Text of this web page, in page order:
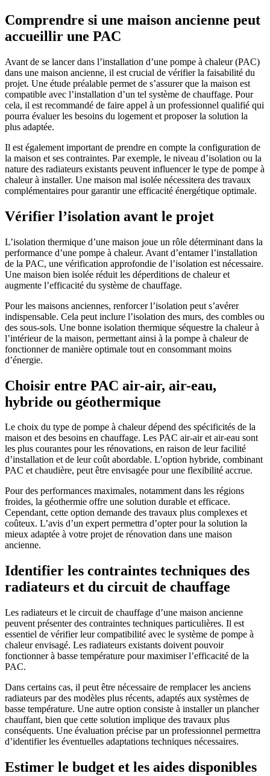
Comprendre si une maison ancienne peut
accueillir une PAC
Avant de se lancer dans l’installation d’une pompe à chaleur (PAC)
dans une maison ancienne, il est crucial de vérifier la faisabilité du
projet. Une étude préalable permet de s’assurer que la maison est
compatible avec l’installation d’un tel système de chauffage. Pour
cela, il est recommandé de faire appel à un professionnel qualifié qui
pourra évaluer les besoins du logement et proposer la solution la
plus adaptée.
Il est également important de prendre en compte la configuration de
la maison et ses contraintes. Par exemple, le niveau d’isolation ou la
nature des radiateurs existants peuvent influencer le type de pompe à
chaleur à installer. Une maison mal isolée nécessitera des travaux
complémentaires pour garantir une efficacité énergétique optimale.
Vérifier l’isolation avant le projet
L’isolation thermique d’une maison joue un rôle déterminant dans la
performance d’une pompe à chaleur. Avant d’entamer l’installation
de la PAC, une vérification approfondie de l’isolation est nécessaire.
Une maison bien isolée réduit les déperditions de chaleur et
augmente l’efficacité du système de chauffage.
Pour les maisons anciennes, renforcer l’isolation peut s’avérer
indispensable. Cela peut inclure l’isolation des murs, des combles ou
des sous-sols. Une bonne isolation thermique séquestre la chaleur à
l’intérieur de la maison, permettant ainsi à la pompe à chaleur de
fonctionner de manière optimale tout en consommant moins
d’énergie.
Choisir entre PAC air-air, air-eau,
hybride ou géothermique
Le choix du type de pompe à chaleur dépend des spécificités de la
maison et des besoins en chauffage. Les PAC air-air et air-eau sont
les plus courantes pour les rénovations, en raison de leur facilité
d’installation et de leur coût abordable. L’option hybride, combinant
PAC et chaudière, peut être envisagée pour une flexibilité accrue.
Pour des performances maximales, notamment dans les régions
froides, la géothermie offre une solution durable et efficace.
Cependant, cette option demande des travaux plus complexes et
coûteux. L’avis d’un expert permettra d’opter pour la solution la
mieux adaptée à votre projet de rénovation dans une maison
ancienne.
Identifier les contraintes techniques des
radiateurs et du circuit de chauffage
Les radiateurs et le circuit de chauffage d’une maison ancienne
peuvent présenter des contraintes techniques particulières. Il est
essentiel de vérifier leur compatibilité avec le système de pompe à
chaleur envisagé. Les radiateurs existants doivent pouvoir
fonctionner à basse température pour maximiser l’efficacité de la
PAC.
Dans certains cas, il peut être nécessaire de remplacer les anciens
radiateurs par des modèles plus récents, adaptés aux systèmes de
basse température. Une autre option consiste à installer un plancher
chauffant, bien que cette solution implique des travaux plus
conséquents. Une évaluation précise par un professionnel permettra
d’identifier les éventuelles adaptations techniques nécessaires.
Estimer le budget et les aides disponibles